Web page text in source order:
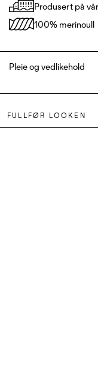
Produsert på
100% merinoull
Pleie og vedlikehold
FULLFØR LOOKEN